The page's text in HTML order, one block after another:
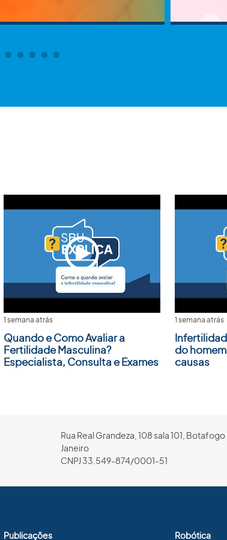
1 semana atrás
Quando e Como Avaliar a
Fertilidade Masculina?
Especialista, Consulta e Exames
1 semana atrás
do
causas
Rua Real Grandeza, 108 sala 101, Botafogo
Janeiro
CNPJ 33.549-874/0001-51
Publicações Robótica